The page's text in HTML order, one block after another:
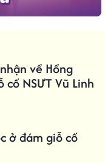
về Hồng
cố NSƯT Vũ Linh
ở đám giỗ cố